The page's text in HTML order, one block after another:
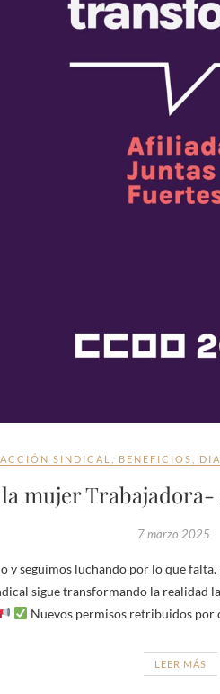
ACCIÓN SINDICAL BENEFICIOS
mujer
7 marzo 2025
y seguimos luchando por lo que
sigue transformando la realidad
Nuevos permisos retribuidos por
LEER MÁS